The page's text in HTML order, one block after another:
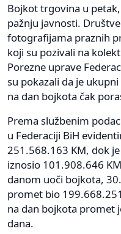
Bojkot trgovina u
pažnju javnosti.
fotografijama praznih
koji su pozivali na
Porezne uprave
su pokazali da je
na dan bojkota čak
Prema službenim
u Federaciji BiH
251.568.163 KM, dok
iznosio 101.908.646
danom uoči bojkota,
promet bio
na dan bojkota promet
dana.